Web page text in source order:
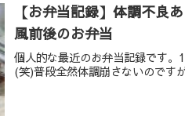
【お弁当記録】体調不良
風前後のお弁当
個人的な最近のお弁当記録です
(笑)普段全然体調崩さないので